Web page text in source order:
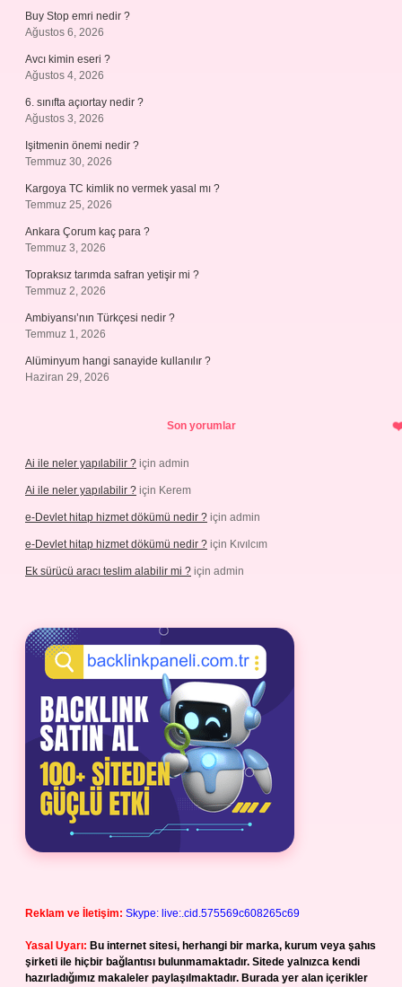
Buy Stop emri nedir ?
Ağustos 6, 2026
Avcı kimin eseri ?
Ağustos 4, 2026
6. sınıfta açıortay nedir ?
Ağustos 3, 2026
Işitmenin önemi nedir ?
Temmuz 30, 2026
Kargoya TC kimlik no vermek yasal mı ?
Temmuz 25, 2026
Ankara Çorum kaç para ?
Temmuz 3, 2026
Topraksız tarımda safran yetişir mi ?
Temmuz 2, 2026
Ambiyansı’nın Türkçesi nedir ?
Temmuz 1, 2026
Alüminyum hangi sanayide kullanılır ?
Haziran 29, 2026
Son yorumlar
Ai ile neler yapılabilir ? için admin
Ai ile neler yapılabilir ? için Kerem
e-Devlet hitap hizmet dökümü nedir ? için admin
e-Devlet hitap hizmet dökümü nedir ? için Kıvılcım
Ek sürücü aracı teslim alabilir mi ? için admin
Reklam ve İletişim: Skype: live:.cid.575569c608265c69
Yasal Uyarı: Bu internet sitesi, herhangi bir marka, kurum veya şahıs
şirketi ile hiçbir bağlantısı bulunmamaktadır. Sitede yalnızca kendi
hazırladığımız makaleler paylaşılmaktadır. Burada yer alan içerikler